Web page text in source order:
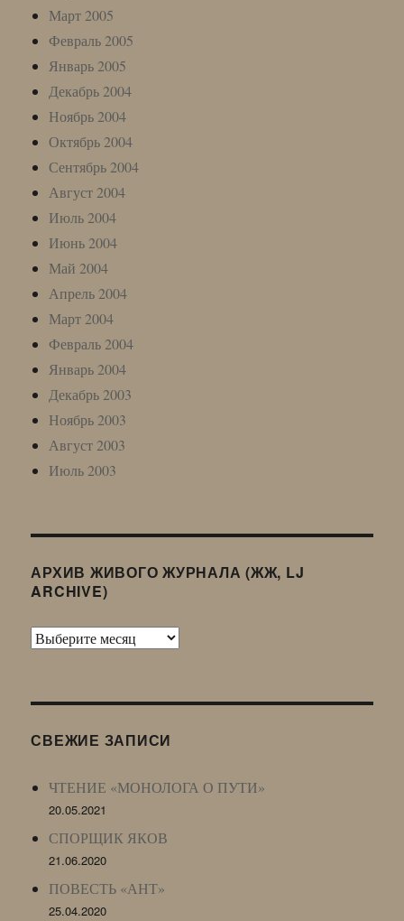
Март 2005
Февраль 2005
Январь 2005
Декабрь 2004
Ноябрь 2004
Октябрь 2004
Сентябрь 2004
Август 2004
Июль 2004
Июнь 2004
Май 2004
Апрель 2004
Март 2004
Февраль 2004
Январь 2004
Декабрь 2003
Ноябрь 2003
Август 2003
Июль 2003
АРХИВ ЖИВОГО ЖУРНАЛА (ЖЖ, LJ
ARCHIVE)
Архив
LJ
СВЕЖИЕ ЗАПИСИ
ЧТЕНИЕ «МОНОЛОГА О ПУТИ»
20.05.2021
СПОРЩИК ЯКОВ
21.06.2020
ПОВЕСТЬ «АНТ»
25.04.2020